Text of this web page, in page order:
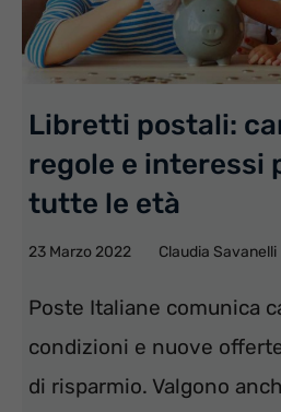
Libretti postali:
regole e interessi
tutte le età
23 Marzo 2022 Claudia Savanelli
Poste Italiane comunica
condizioni e nuove
di risparmio. Valgono